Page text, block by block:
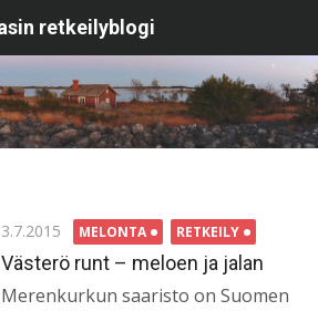
retkeilyblogi
Posted
on
3.7.2015 MELONTA RETKEILY
Västerö runt – meloen ja jalan
Merenkurkun saaristo on Suomen